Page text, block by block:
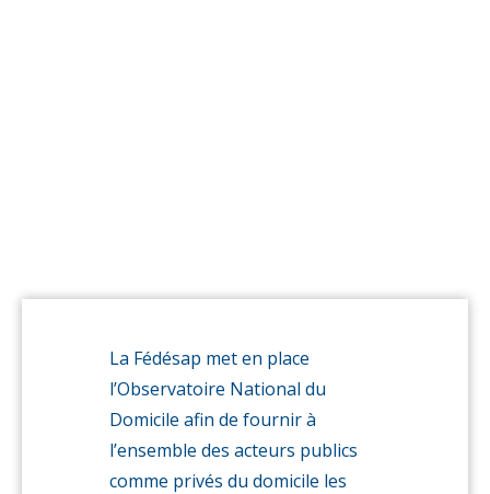
La Fédésap met en place
l’Observatoire National du
Domicile afin de fournir à
l’ensemble des acteurs publics
comme privés du domicile les